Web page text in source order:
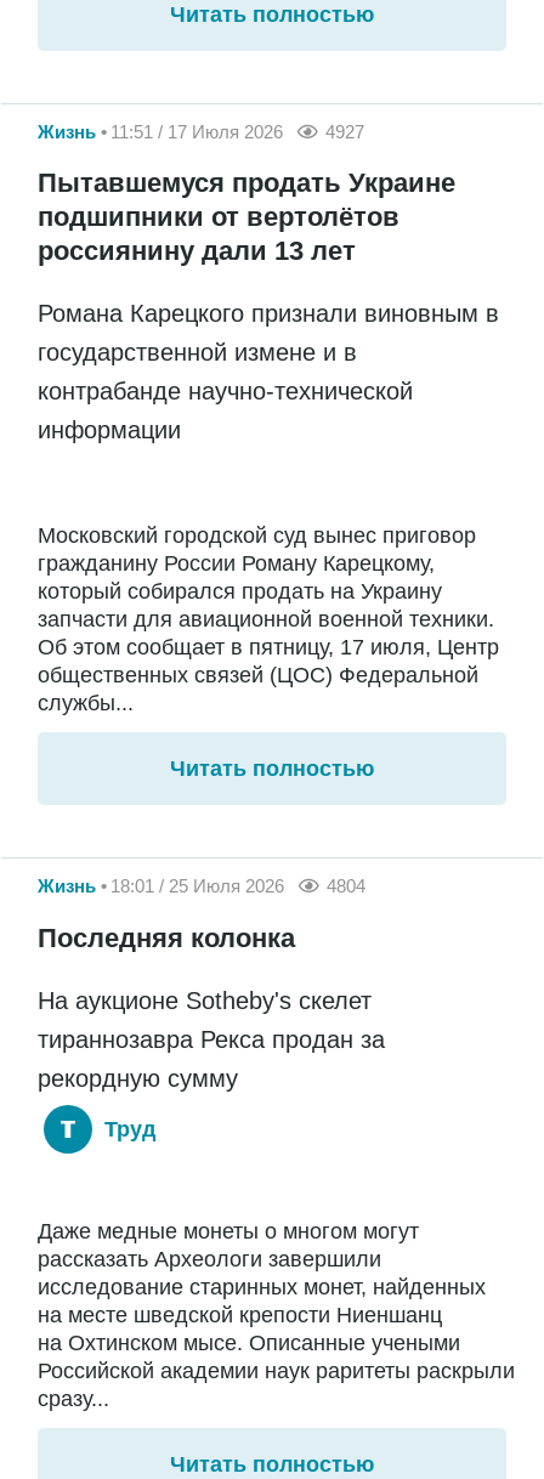
Читать полностью
Жизнь 11:51 / 17 Июля 2026 4927
Пытавшемуся продать Украине
подшипники от вертолётов
россиянину дали 13 лет
Романа Карецкого признали виновным в
государственной измене и в
контрабанде научно-технической
информации
Московский городской суд вынес приговор
гражданину России Роману Карецкому,
который собирался продать на Украину
запчасти для авиационной военной техники.
Об этом сообщает в пятницу, 17 июля, Центр
общественных связей (ЦОС) Федеральной
службы...
Читать полностью
Жизнь 18:01 / 25 Июля 2026 4804
Последняя колонка
На аукционе Sotheby's скелет
тираннозавра Рекса продан за
рекордную сумму
Труд
Даже медные монеты о многом могут
рассказать Археологи завершили
исследование старинных монет, найденных
на месте шведской крепости Ниеншанц
на Охтинском мысе. Описанные учеными
Российской академии наук раритеты раскрыли
сразу...
Читать полностью